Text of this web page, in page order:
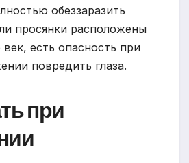
обеззаразить
просянки расположены
есть опасность при
повредить глаза.
при